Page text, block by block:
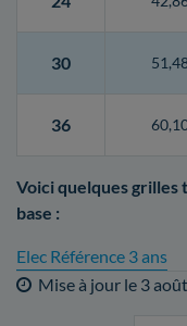
30
36
Voici quelques
base :
Elec Référence 3 ans
Mise à jour le 3